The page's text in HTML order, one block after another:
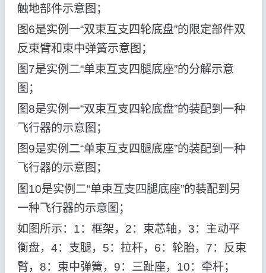
触地部件示意图；
图6是实例一“双束互支四轮底盘”的限定部件双
反束臂和束中弹簧示意图；
图7是实例二“单束互支四腿底座”的分解示意
图；
图8是实例一“双束互支四轮底盘”的装配到一种
飞行器的示意图；
图9是实例二“单束互支四腿底座”的装配到一种
飞行器的示意图；
图10是实例二“单束互支四腿底座”的装配到另
一种飞行器的示意图；
如图所示：1：框架，2：束芯轴，3：主动平
衡盘，4：支腿，5：拉杆，6：轮胎，7：反束
臂，8：束中弹簧，9：三趾座，10：牵杆；